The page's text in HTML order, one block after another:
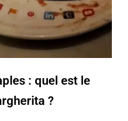
: quel est le
?